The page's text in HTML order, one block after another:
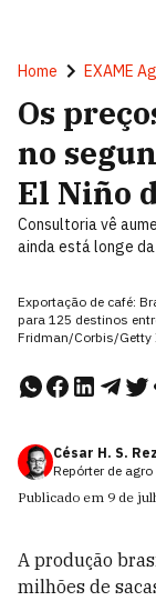
Home EXAME
Os
no
El Niño
Consultoria vê
ainda está longe
Exportação de café:
para 125 destinos
Fridman/Corbis/Getty
César H. S.
Repórter de
Publicado em 9 de
A produção
milhões de